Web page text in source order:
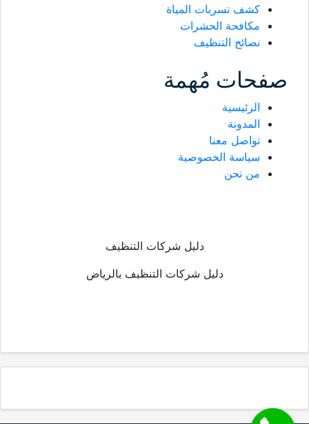
كشف تسربات المياة
مكافحة الحشرات
نصائح التنظيف
صفحات مُهمة
الرئيسية
المدونة
تواصل معنا
سياسة الخصوصية
من نحن
دليل شركات التنظيف
دليل شركات التنظيف بالرياض